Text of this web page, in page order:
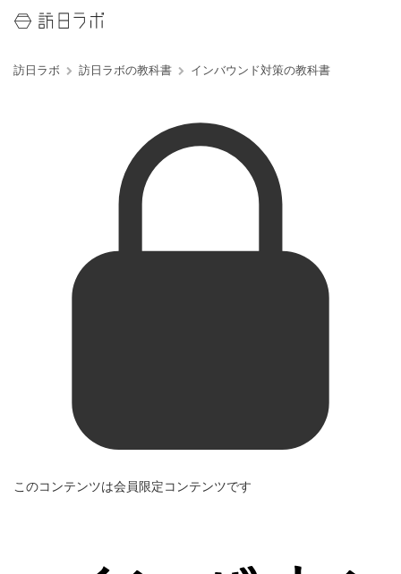
訪日ラボ 訪日ラボの教科書 インバウンド対策の教科書
このコンテンツは会員限定コンテンツです